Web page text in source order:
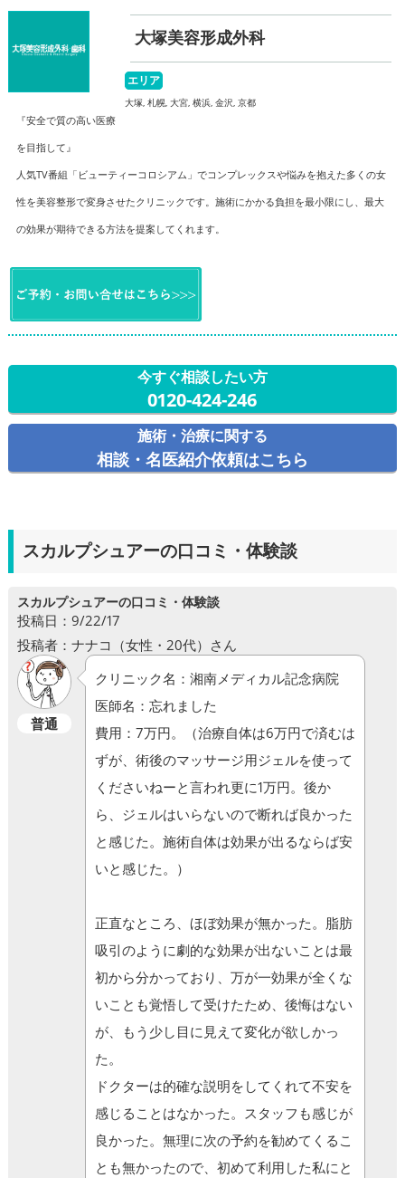
大塚美容形成外科
エリア
大塚, 札幌, 大宮, 横浜, 金沢, 京都
『安全で質の高い医療
を目指して』
人気TV番組「ビューティーコロシアム」でコンプレックスや悩みを抱えた多くの女
性を美容整形で変身させたクリニックです。施術にかかる負担を最小限にし、最大
の効果が期待できる方法を提案してくれます。
今すぐ相談したい方
0120-424-246
施術・治療に関する
相談・名医紹介依頼はこちら
スカルプシュアーの口コミ・体験談
スカルプシュアーの口コミ・体験談
投稿日：9/22/17
投稿者：ナナコ（女性・20代）さん
普通
クリニック名：湘南メディカル記念病院
医師名：忘れました
費用：7万円。（治療自体は6万円で済むは
ずが、術後のマッサージ用ジェルを使って
くださいねーと言われ更に1万円。後か
ら、ジェルはいらないので断れば良かった
と感じた。施術自体は効果が出るならば安
いと感じた。）
正直なところ、ほぼ効果が無かった。脂肪
吸引のように劇的な効果が出ないことは最
初から分かっており、万が一効果が全くな
いことも覚悟して受けたため、後悔はない
が、もう少し目に見えて変化が欲しかっ
た。
ドクターは的確な説明をしてくれて不安を
感じることはなかった。スタッフも感じが
良かった。無理に次の予約を勧めてくるこ
とも無かったので、初めて利用した私にと